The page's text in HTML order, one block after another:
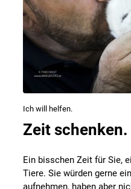
Ich will helfen.
Zeit schenken.
Ein bisschen Zeit für Sie,
Tiere. Sie würden gerne
aufnehmen, haben aber